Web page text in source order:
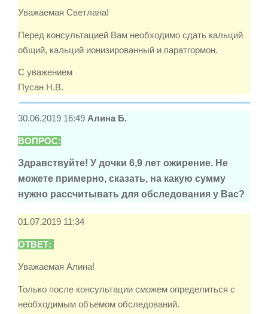
Уважаемая Светлана!
Перед консультацией Вам необходимо сдать кальций
общий, кальций ионизированный и паратгормон.
С уважением
Пусан Н.В.
30.06.2019 16:49 Алина Б.
ВОПРОС:
Здравствуйте! У дочки 6,9 лет ожирение. Не
можете примерно, сказать, на какую сумму
нужно рассчитывать для обследования у Вас?
01.07.2019 11:34
ОТВЕТ:
Уважаемая Алина!
Только после консультации сможем определиться с
необходимым объемом обследований.